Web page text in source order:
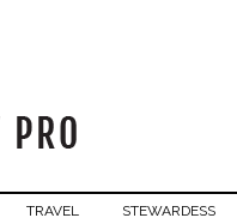
TRAVEL
STEWARDESS